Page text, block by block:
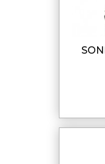
SONDE DE PRESSION